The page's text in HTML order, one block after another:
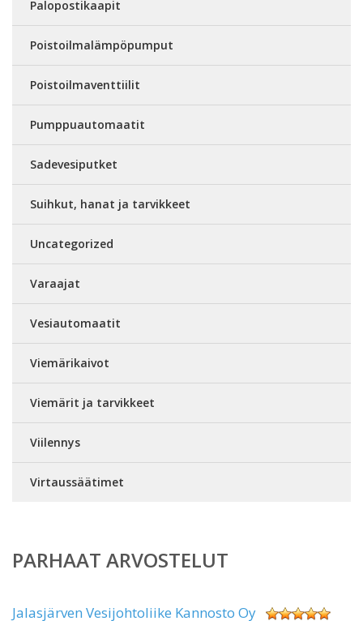
Palopostikaapit
Poistoilmalämpöpumput
Poistoilmaventtiilit
Pumppuautomaatit
Sadevesiputket
Suihkut, hanat ja tarvikkeet
Uncategorized
Varaajat
Vesiautomaatit
Viemärikaivot
Viemärit ja tarvikkeet
Viilennys
Virtaussäätimet
PARHAAT ARVOSTELUT
Jalasjärven Vesijohtoliike Kannosto Oy